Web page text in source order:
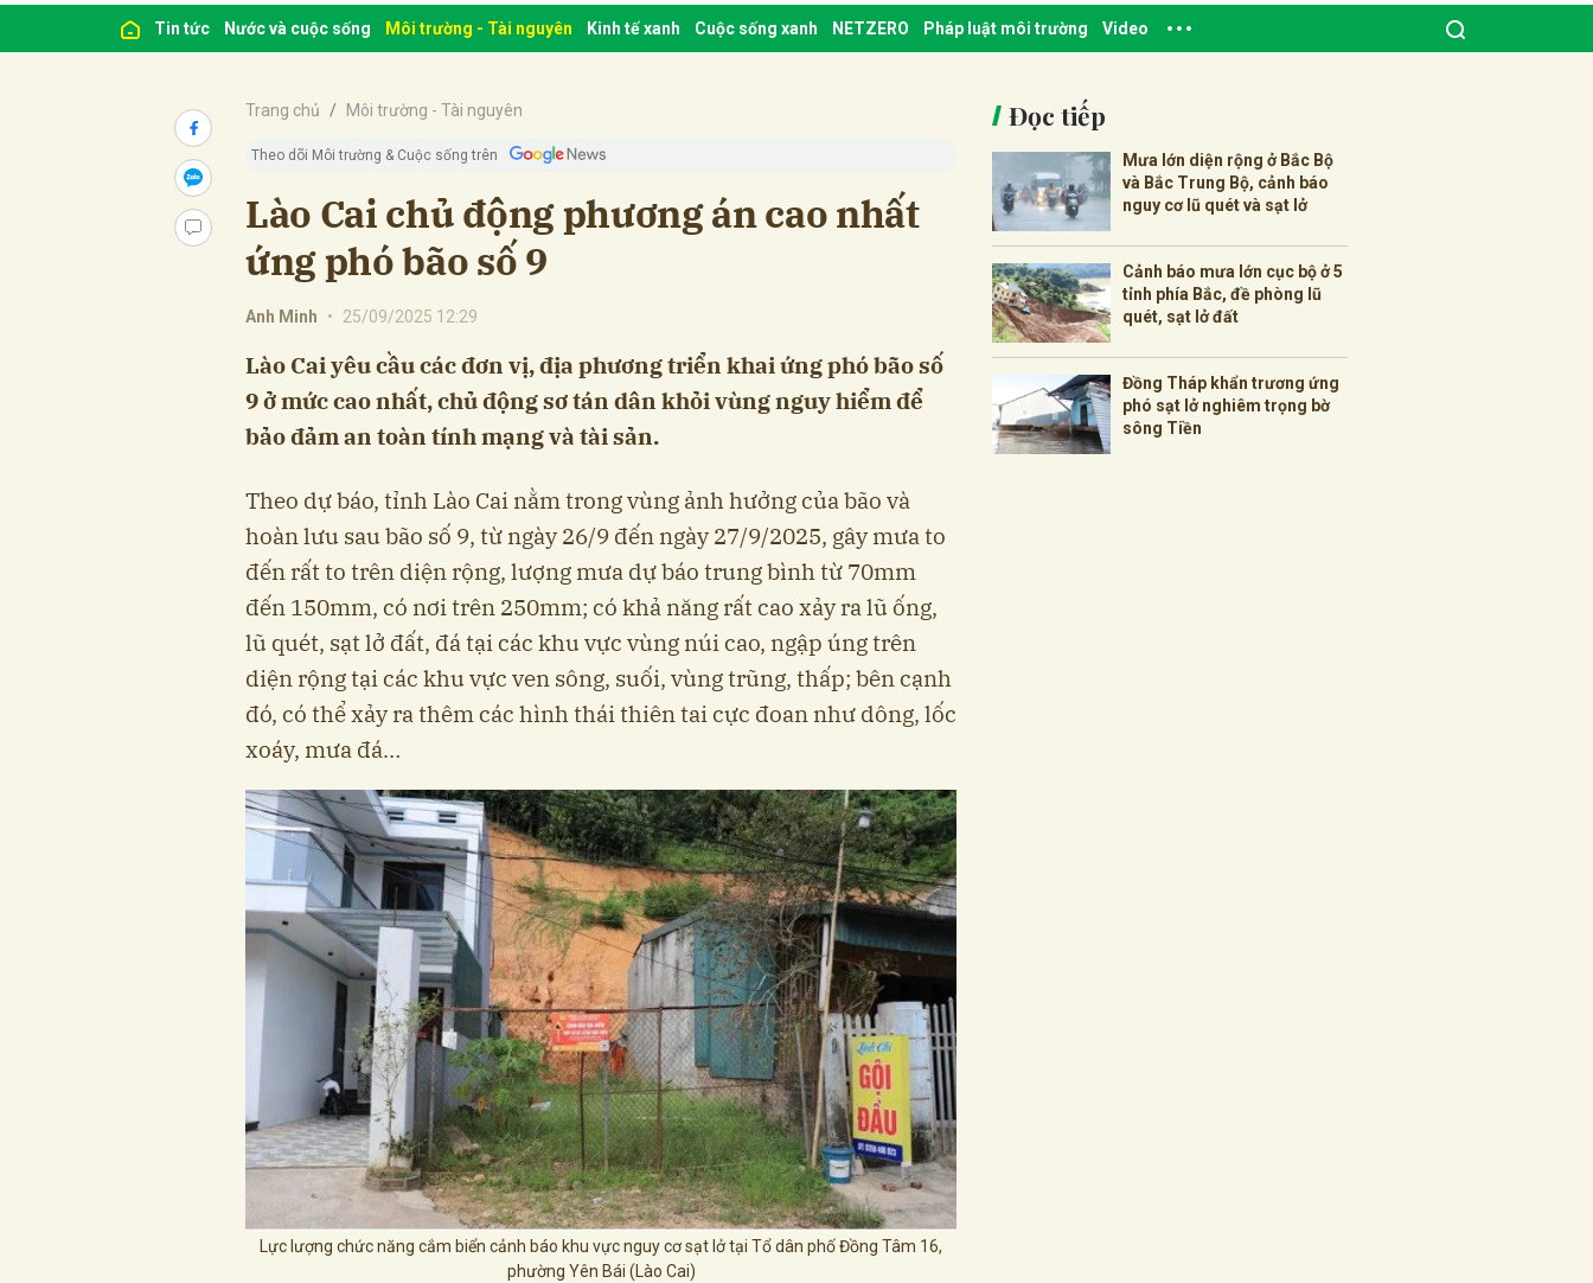
Tin tức Nước và cuộc sống Môi trường - Tài nguyên Kinh tế xanh Cuộc sống xanh NETZERO Pháp luật môi trường Video
Trang chủ Môi trường - Tài nguyên
Theo dõi Môi trường & Cuộc sống trên
Lào Cai chủ động phương án cao nhất
ứng phó bão số 9
Anh Minh • 25/09/2025 12:29
Lào Cai yêu cầu các đơn vị, địa phương triển khai ứng phó bão số
9 ở mức cao nhất, chủ động sơ tán dân khỏi vùng nguy hiểm để
bảo đảm an toàn tính mạng và tài sản.
Theo dự báo, tỉnh Lào Cai nằm trong vùng ảnh hưởng của bão và
hoàn lưu sau bão số 9, từ ngày 26/9 đến ngày 27/9/2025, gây mưa to
đến rất to trên diện rộng, lượng mưa dự báo trung bình từ 70mm
đến 150mm, có nơi trên 250mm; có khả năng rất cao xảy ra lũ ống,
lũ quét, sạt lở đất, đá tại các khu vực vùng núi cao, ngập úng trên
diện rộng tại các khu vực ven sông, suối, vùng trũng, thấp; bên cạnh
đó, có thể xảy ra thêm các hình thái thiên tai cực đoan như dông, lốc
xoáy, mưa đá…
Lực lượng chức năng cắm biển cảnh báo khu vực nguy cơ sạt lở tại Tổ dân phố Đồng Tâm 16,
phường Yên Bái (Lào Cai)
Đọc tiếp
Mưa lớn diện rộng ở Bắc Bộ
và Bắc Trung Bộ, cảnh báo
nguy cơ lũ quét và sạt lở
Cảnh báo mưa lớn cục bộ ở 5
tỉnh phía Bắc, đề phòng lũ
quét, sạt lở đất
Đồng Tháp khẩn trương ứng
phó sạt lở nghiêm trọng bờ
sông Tiền